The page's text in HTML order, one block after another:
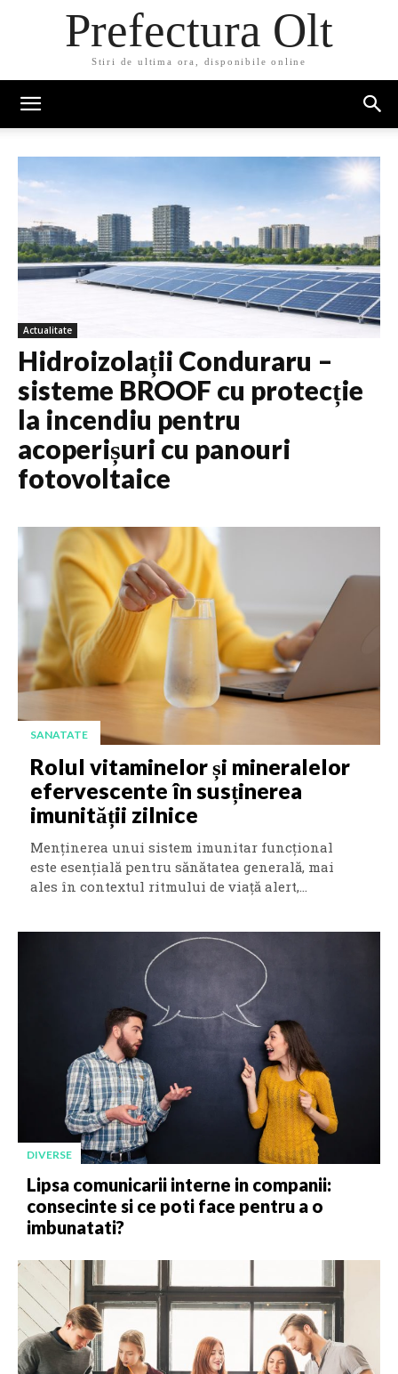
Prefectura Olt
Stiri de ultima ora, disponibile online
Actualitate
Hidroizolații Conduraru –
sisteme BROOF cu protecție
la incendiu pentru
acoperișuri cu panouri
fotovoltaice
SANATATE
Rolul vitaminelor și mineralelor
efervescente în susținerea
imunității zilnice
Menținerea unui sistem imunitar funcțional
este esențială pentru sănătatea generală, mai
ales în contextul ritmului de viață alert,...
DIVERSE
Lipsa comunicarii interne in companii:
consecinte si ce poti face pentru a o
imbunatati?